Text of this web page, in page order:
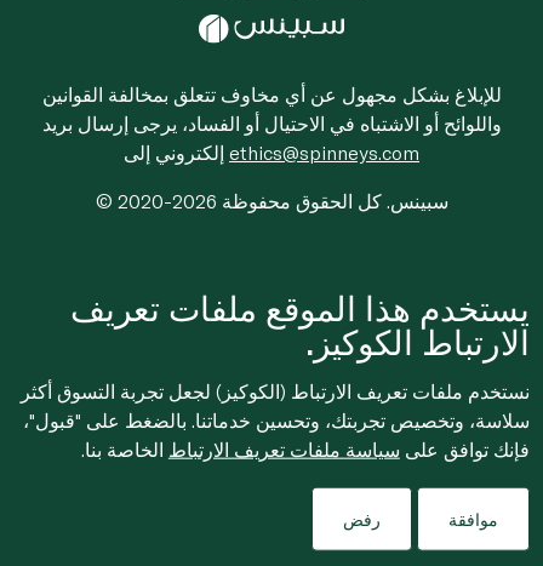
للإبلاغ بشكل مجهول عن أي مخاوف تتعلق بمخالفة القوانين
واللوائح أو الاشتباه في الاحتيال أو الفساد، يرجى إرسال بريد
ethics@spinneys.com
© 2020-2026 سبينس. كل الحقوق محفوظة
يستخدم هذا الموقع ملفات تعريف
الارتباط الكوكيز.
نستخدم ملفات تعريف الارتباط (الكوكيز) لجعل تجربة التسوق أكثر
سلاسة، وتخصيص تجربتك، وتحسين خدماتنا. بالضغط على "قبول"،
فإنك توافق على سياسة ملفات تعريف الارتباط الخاصة بنا.
موافقة رفض